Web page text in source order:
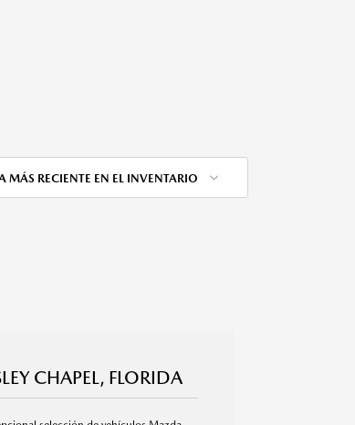
MÁS RECIENTE EN EL INVENTARIO
CHAPEL, FLORIDA